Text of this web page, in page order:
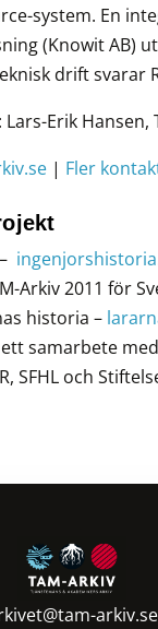
system. En
(Knowit AB)
drift svarar
Erik Hansen,
| Fler
Arkiv 2011 för
historia –
samarbete med
SFHL och
arkiv.se